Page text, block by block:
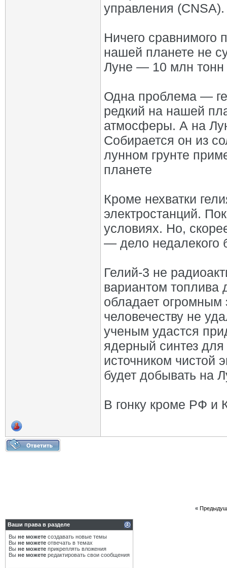
управления (CNSA).
Ничего
нашей планете не
Луне — 10 млн тонн
Одна проблема —
редкий на нашей
атмосферы. А на
Собирается он из
лунном грунте
планете
Кроме нехватки
электростанций.
условиях. Но,
— дело недалекого
Гелий-3 не
вариантом топлива
обладает огромным
человечеству не
ученым удастся
ядерный синтез для
источником чистой
будет добывать на
В гонку кроме РФ и
«
Ваши права в разделе
Вы не можете создавать новые темы
Вы не можете отвечать в темах
Вы не можете прикреплять вложения
Вы не можете редактировать свои сообщения